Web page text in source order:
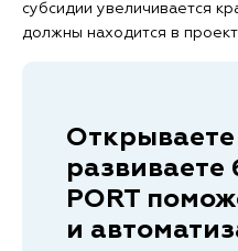
субсидии увеличивается
должны находится в
развиваете
PORT
и